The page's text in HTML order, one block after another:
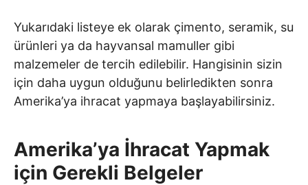
Yukarıdaki listeye ek olarak çimento, seramik, su
ürünleri ya da hayvansal mamuller gibi
malzemeler de tercih edilebilir. Hangisinin sizin
için daha uygun olduğunu belirledikten sonra
Amerika’ya ihracat yapmaya başlayabilirsiniz.
Amerika’ya İhracat Yapmak
için Gerekli Belgeler